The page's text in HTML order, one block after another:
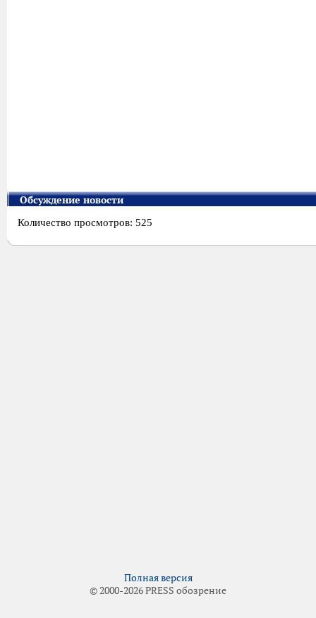
Обсуждение новости
Количество просмотров: 525
Полная версия
© 2000-2026 PRESS обозрение